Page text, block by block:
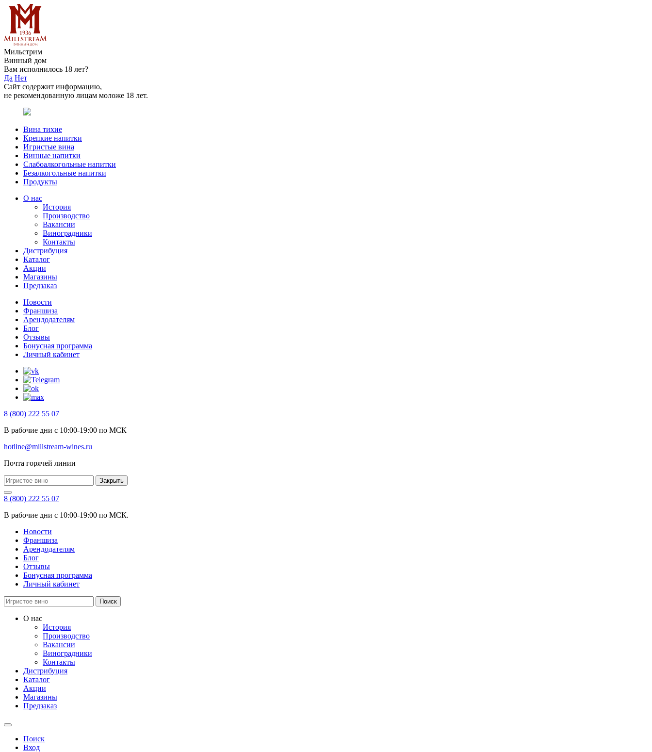
Мильстрим
Винный дом
Вам исполнилось 18 лет?
Да Нет
Сайт содержит информацию,
не рекомендованную лицам моложе 18 лет.
Вина тихие
Крепкие напитки
Игристые вина
Винные напитки
Слабоалкогольные напитки
Безалкогольные напитки
Продукты
О нас
История
Производство
Вакансии
Виноградники
Контакты
Дистрибуция
Каталог
Акции
Магазины
Предзаказ
Новости
Франшиза
Арендодателям
Блог
Отзывы
Бонусная программа
Личный кабинет
8 (800) 222 55 07
В рабочие дни с 10:00-19:00 по МСК
hotline@millstream-wines.ru
Почта горячей линии
Закрыть
8 (800) 222 55 07
В рабочие дни с 10:00-19:00 по МСК.
Новости
Франшиза
Арендодателям
Блог
Отзывы
Бонусная программа
Личный кабинет
Поиск
О нас
История
Производство
Вакансии
Виноградники
Контакты
Дистрибуция
Каталог
Акции
Магазины
Предзаказ
Поиск
Вход